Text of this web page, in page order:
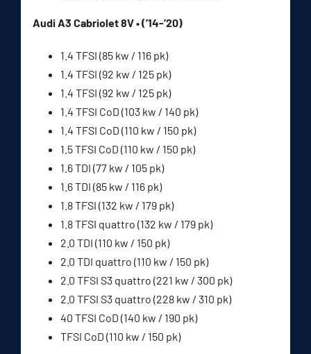
Audi A3 Cabriolet 8V • (’14-’20)
1.4 TFSI (85 kw / 116 pk)
1.4 TFSI (92 kw / 125 pk)
1.4 TFSI (92 kw / 125 pk)
1.4 TFSI CoD (103 kw / 140 pk)
1.4 TFSI CoD (110 kw / 150 pk)
1.5 TFSI CoD (110 kw / 150 pk)
1.6 TDI (77 kw / 105 pk)
1.6 TDI (85 kw / 116 pk)
1.8 TFSI (132 kw / 179 pk)
1.8 TFSI quattro (132 kw / 179 pk)
2.0 TDI (110 kw / 150 pk)
2.0 TDI quattro (110 kw / 150 pk)
2.0 TFSI S3 quattro (221 kw / 300 pk)
2.0 TFSI S3 quattro (228 kw / 310 pk)
40 TFSI CoD (140 kw / 190 pk)
TFSI CoD (110 kw / 150 pk)